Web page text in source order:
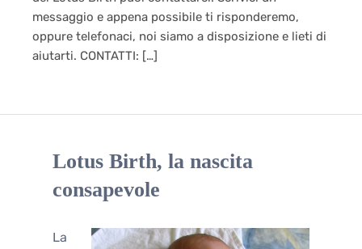
messaggio e appena possibile ti risponderemo,
oppure telefonaci, noi siamo a disposizione e lieti di
aiutarti. CONTATTI: […]
Lotus Birth, la nascita
consapevole
La